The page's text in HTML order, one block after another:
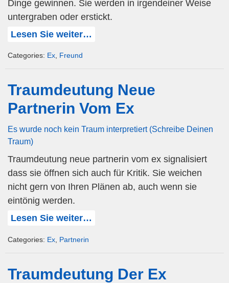
Dinge gewinnen. Sie werden in irgendeiner Weise
untergraben oder erstickt.
Lesen Sie weiter…
Categories: Ex, Freund
Traumdeutung Neue
Partnerin Vom Ex
Es wurde noch kein Traum interpretiert (Schreibe Deinen
Traum)
Traumdeutung neue partnerin vom ex signalisiert
dass sie öffnen sich auch für Kritik. Sie weichen
nicht gern von Ihren Plänen ab, auch wenn sie
eintönig werden.
Lesen Sie weiter…
Categories: Ex Partnerin
Traumdeutung Der Ex